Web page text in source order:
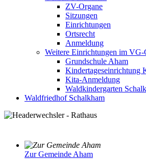
ZV-Organe
Sitzungen
Einrichtungen
Ortsrecht
Anmeldung
Weitere Einrichtungen im VG-
Grundschule Aham
Kindertageseinrichtung
Kita-Anmeldung
Waldkindergarten
Waldfriedhof Schalkham
Zur Gemeinde Aham